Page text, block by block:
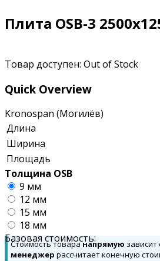
Плита OSB-3
Товар доступен: Out of Stock
Quick Overview
Kronospan (Могилёв)
Длина
Ширина
Площадь
Толщина OSB
9 мм
12 мм
15 мм
18 мм
Базовая стоимость:
Стоимость товаранапрямую
менеджер рассчитает конечную